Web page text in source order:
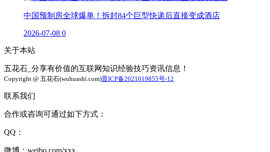
中国预制房全球爆单！拆封84个巨型快递后直接变成酒店
2026-07-08 0
关于本站
五花石_分享有价值的互联网知识经验技巧资讯信息！
Copyright @ 五花石(wuhuashi.com)晋ICP备2021019855号-12
联系我们
合作或咨询可通过如下方式：
QQ：
微博：weibo.com/xxx